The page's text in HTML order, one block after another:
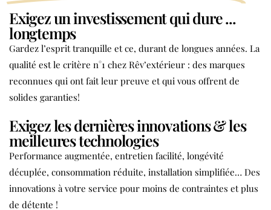
Exigez un investissement qui dure ...
longtemps
Gardez l’esprit tranquille et ce, durant de longues années. La
qualité est le critère n°1 chez Rêv’extérieur : des marques
reconnues qui ont fait leur preuve et qui vous offrent de
solides garanties!
Exigez les dernières innovations & les
meilleures technologies
Performance augmentée, entretien facilité, longévité
décuplée, consommation réduite, installation simplifiée… Des
innovations à votre service pour moins de contraintes et plus
de détente !